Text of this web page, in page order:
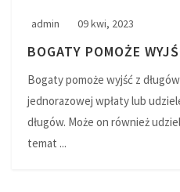
admin 09 kwi, 2023
BOGATY POMOŻE
Bogaty pomoże wyjść z
jednorazowej wpłaty lub
długów. Może on również
temat ...